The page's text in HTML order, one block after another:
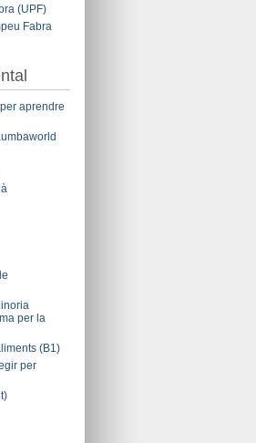
(UPF)
Fabra
aprendre
per la
(B1)
per